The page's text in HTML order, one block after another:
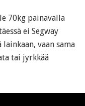
70kg painavalla
ei Segway
vaan sama
tai jyrkkää